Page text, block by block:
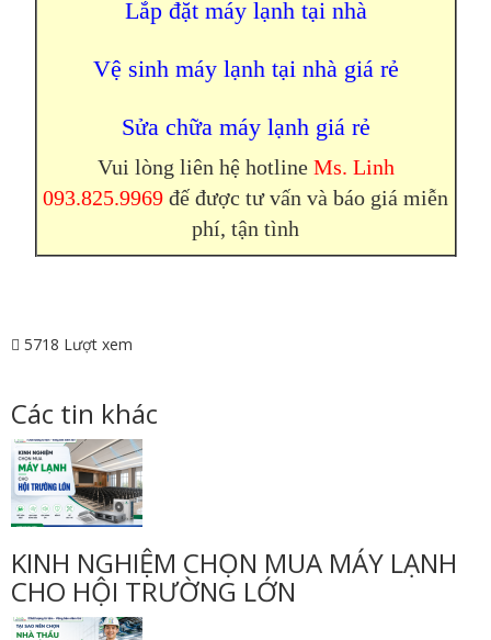
Lắp đặt máy lạnh tại nhà
Vệ sinh máy lạnh tại nhà giá rẻ
Sửa chữa máy lạnh giá rẻ
Vui lòng liên hệ hotline Ms. Linh
093.825.9969 đế được tư vấn và báo giá miễn
phí, tận tình
5718 Lượt xem
Các tin khác
KINH NGHIỆM CHỌN MUA MÁY LẠNH
CHO HỘI TRƯỜNG LỚN